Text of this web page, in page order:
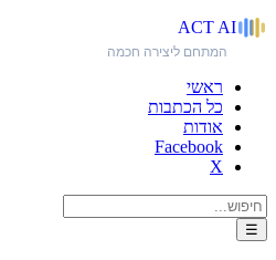
ACT AI
המתחם ליצירה חכמה
ראשי
כל הכתבות
אודות
Facebook
X
☰